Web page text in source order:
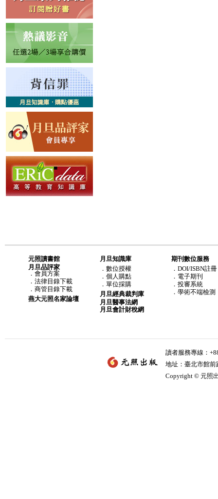
元照讀書館
月旦品評家
． 會員方案
． 法律目錄下載
． 商管目錄下載
燕大元照名家論壇
月旦知識庫
． 數位授權
． 個人購點
． 單位採購
月旦經典裁判庫
月旦醫事法網
月旦會計財稅網
期刊數位服務
．DOI/ISBN註冊
．電子期刊
．投審系統
．學術不端檢測
讀者服務專線：
地址：臺北市館
Copyright © 元照